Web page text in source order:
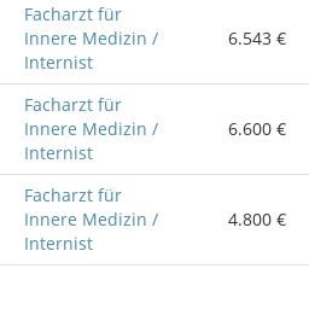
Facharzt für
Innere Medizin /
Internist
6.543 €
Facharzt für
Innere Medizin /
Internist
6.600 €
Facharzt für
Innere Medizin /
Internist
4.800 €